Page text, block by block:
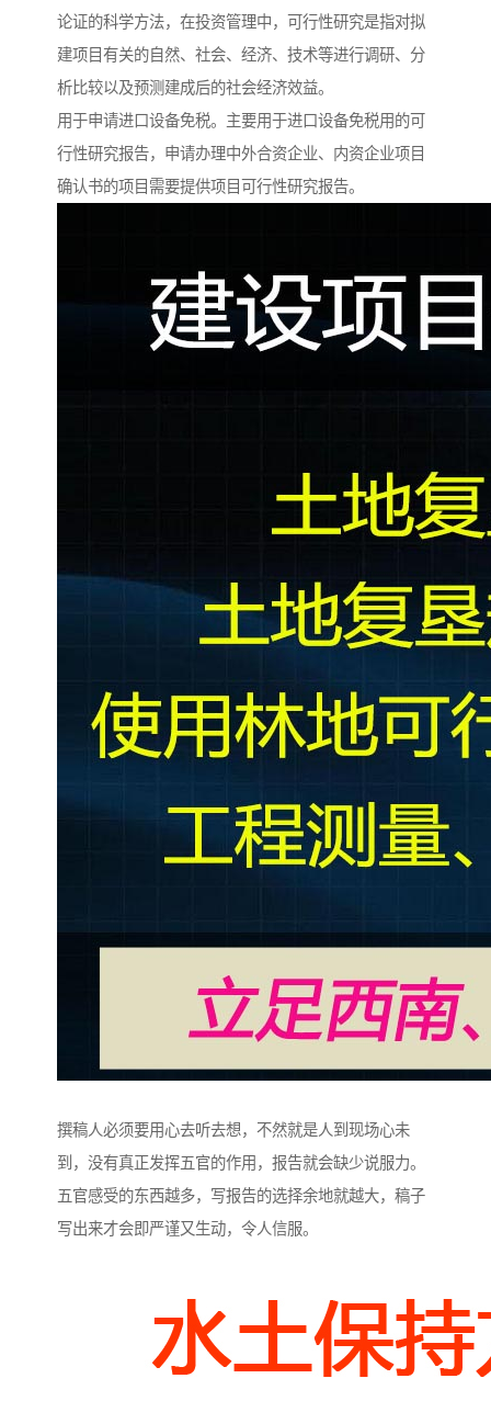
论证的科学方法，在投资管理中，可行性研究是指对拟
建项目有关的自然、社会、经济、技术等进行调研、分
析比较以及预测建成后的社会经济效益。
用于申请进口设备免税。主要用于进口设备免税用的可
行性研究报告，申请办理中外合资企业、内资企业项目
确认书的项目需要提供项目可行性研究报告。
撰稿人必须要用心去听去想，不然就是人到现场心未
到，没有真正发挥五官的作用，报告就会缺少说服力。
五官感受的东西越多，写报告的选择余地就越大，稿子
写出来才会即严谨又生动，令人信服。